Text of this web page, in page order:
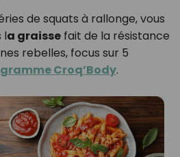
de squats à rallonge, vous
la graissefait de la résistance
rebelles, focus sur 5
Croq’Body.